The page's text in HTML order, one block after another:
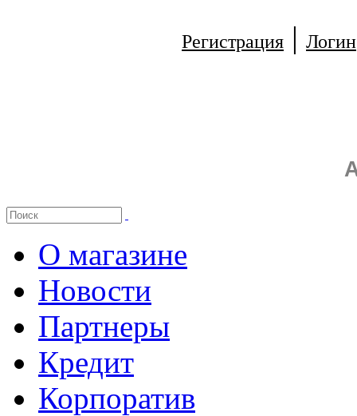
Регистрация | Логин
О магазине
Новости
Партнеры
Кредит
Корпоратив